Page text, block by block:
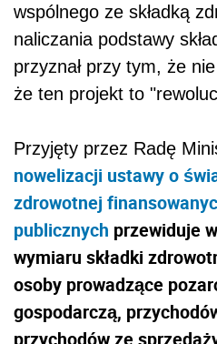
wspólnego ze składką
naliczania podstawy
przyznał przy tym, że
że ten projekt to
Przyjęty przez Radę
nowelizacji ustawy o
zdrowotnej
publicznych przewiduje
wymiaru składki
osoby prowadzące
gospodarczą,
przychodów ze